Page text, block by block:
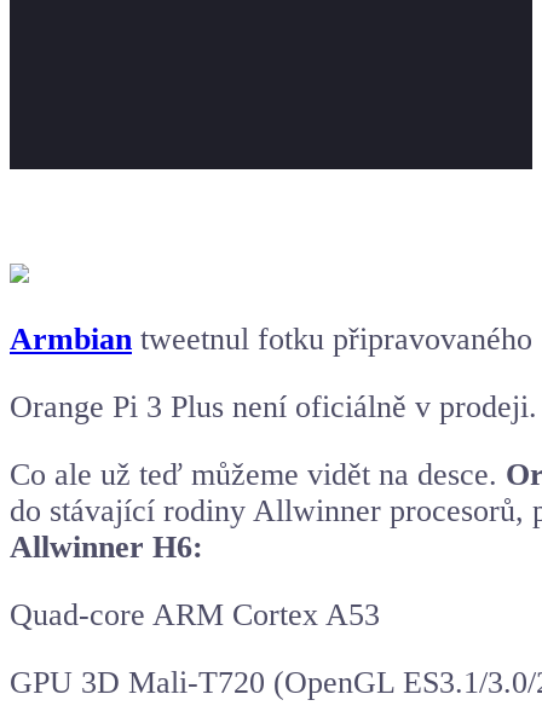
Armbian tweetnul fotku připravovaného
Orange Pi 3 Plus není oficiálně v
Co ale už teď můžeme vidět na desce.
do stávající rodiny Allwinner procesorů,
Allwinner H6:
Quad-core ARM Cortex A53
GPU 3D Mali-T720 (OpenGL ES3.1/